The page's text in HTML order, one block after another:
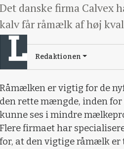
Det danske firma Calvex
kalv får råmælk af høj
Redaktionen
Råmælken er vigtig for de
den rette mængde, inden
kunne ses i mindre
Flere firmaet har
for, at den vigtige råmælk